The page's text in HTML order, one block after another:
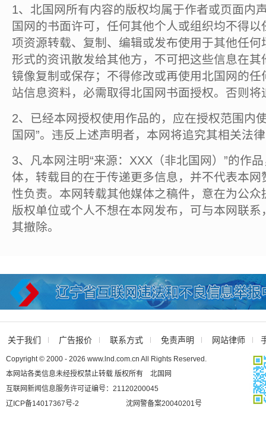
1、北国网所有内容的版权均属于作者或页面内
国网的书面许可，任何其他个人或组织均不得
项资源转载、复制、编辑或发布使用于其他任
形式的资讯散发给其他方，不可把这些信息在
镜像复制或保存；不得修改或再使用北国网的
站信息资料，必需取得北国网书面授权。否则将
2、已经本网授权使用作品的，应在授权范围内
国网”。违反上述声明者，本网将追究其相关法
3、凡本网注明“来源：XXX（非北国网）”的作
体，转载目的在于传递更多信息，并不代表本
性负责。本网转载其他媒体之稿件，意在为公
版权单位或个人不想在本网发布，可与本网联
其撤除。
关于我们 广告报价 联系方式 免责声明 网站律师
Copyright © 2000 - 2026 www.lnd.com.cn All Rights Reserved.
本网站各类信息未经授权禁止转载 版权所有 北国网
互联网新闻信息服务许可证编号：21120200045
辽ICP备14017367号-2
沈网警备案20040201号